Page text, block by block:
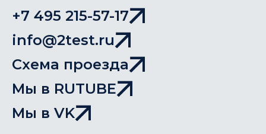
+7 495 215-57-17
info@2test.ru
Схема проезда
Мы в RUTUBE
Мы в VK